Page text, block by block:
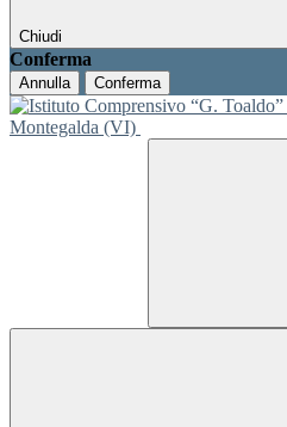
Chiudi
Conferma
Annulla Conferma
Montegalda (VI)